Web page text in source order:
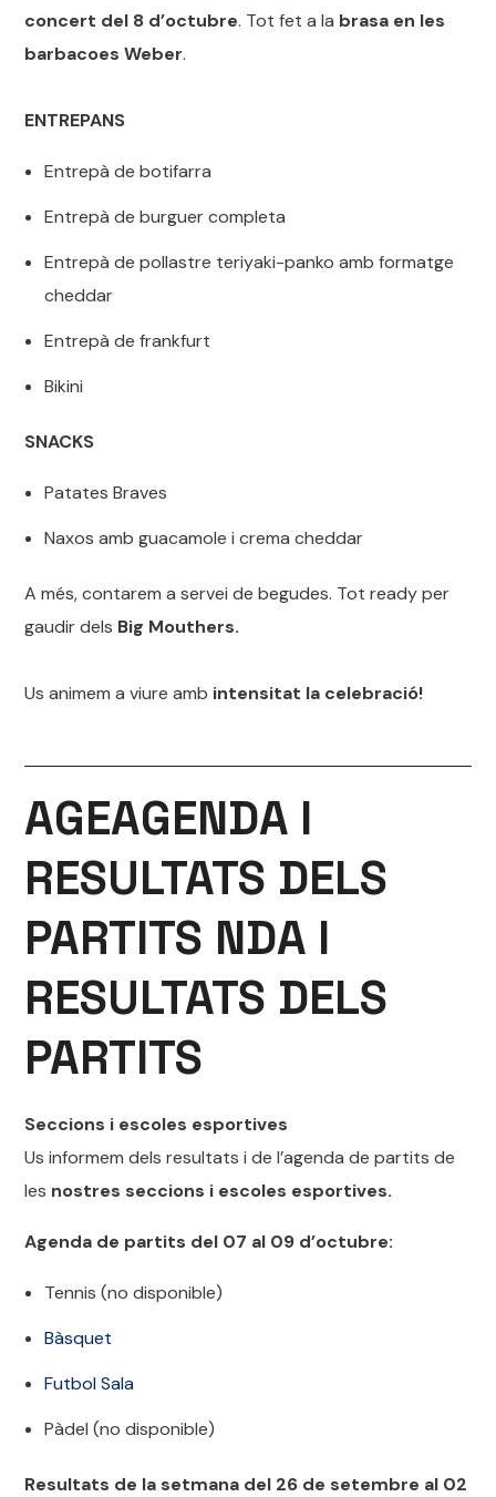
concert del 8 d’octubre. Tot fet a la brasa en les
barbacoes Weber.
ENTREPANS
Entrepà de botifarra
Entrepà de burguer completa
Entrepà de pollastre teriyaki-panko amb formatge
cheddar
Entrepà de frankfurt
Bikini
SNACKS
Patates Braves
Naxos amb guacamole i crema cheddar
A més, contarem a servei de begudes. Tot ready per
gaudir dels Big Mouthers.
Us animem a viure amb intensitat la celebració!
AGEAGENDA I
RESULTATS DELS
PARTITS NDA I
RESULTATS DELS
PARTITS
Seccions i escoles esportives
Us informem delsresultats i de l’agenda de partits de
les nostres seccions i escoles esportives.
Agenda de partits del 07 al 09 d’octubre:
Tennis (no disponible)
Bàsquet
Futbol Sala
Pàdel (no disponible)
Resultats de la setmana del 26 de setembre al 02